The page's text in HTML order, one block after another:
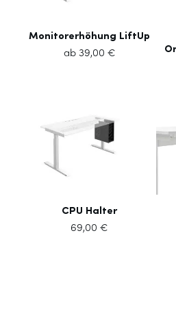
Monitorerhöhung LiftUp
ab 39,00 €
CPU Halter
69,00€